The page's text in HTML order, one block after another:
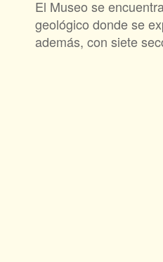
El Museo se
geológico donde se
además, con siete